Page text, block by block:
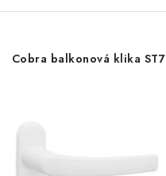
Cobra balkonová klika ST7